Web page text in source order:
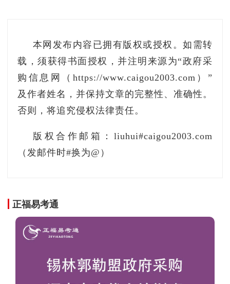
本网发布内容已拥有版权或授权。如需转
载，须获得书面授权，并注明来源为“政府采
购信息网（https://www.caigou2003.com）”
及作者姓名，并保持文章的完整性、准确性。
否则，将追究侵权法律责任。
版权合作邮箱：liuhui#caigou2003.com
（发邮件时#换为@）
正福易考通